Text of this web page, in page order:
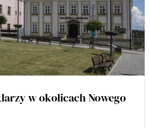
w okolicach Nowego